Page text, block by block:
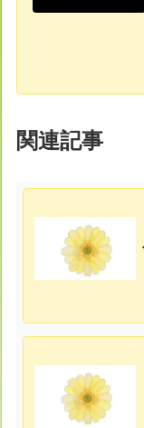
関連記事